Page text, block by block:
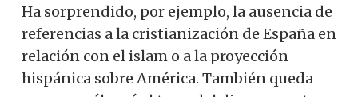
Ha sorprendido, por ejemplo, la ausencia de
referencias a la cristianización de España en
relación con el islam o a la proyección
hispánica sobre América. También queda